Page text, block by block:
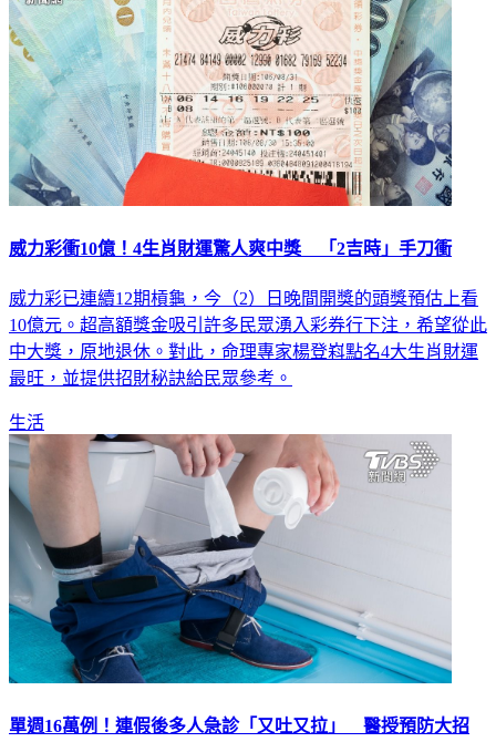
威力彩衝10億！4生肖財運驚人爽中獎 「2吉時」手刀衝
威力彩已連續12期槓龜，今（2）日晚間開獎的頭獎預估上看
10億元。超高額獎金吸引許多民眾湧入彩券行下注，希望從此
中大獎，原地退休。對此，命理專家楊登嵙點名4大生肖財運
最旺，並提供招財秘訣給民眾參考。
生活
單週16萬例！連假後多人急診「又吐又拉」 醫授預防大招